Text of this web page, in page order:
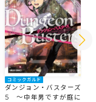
コミックガルド
ダンジョン・バスターズ
5 ～中年男ですが庭に